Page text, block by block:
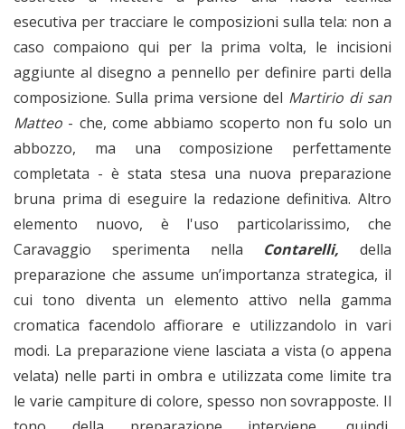
esecutiva per tracciare le composizioni sulla tela: non a
caso compaiono qui per la prima volta, le incisioni
aggiunte al disegno a pennello per definire parti della
composizione. Sulla prima versione del Martirio di san
Matteo - che, come abbiamo scoperto non fu solo un
abbozzo, ma una composizione perfettamente
completata - è stata stesa una nuova preparazione
bruna prima di eseguire la redazione definitiva. Altro
elemento nuovo, è l'uso particolarissimo, che
Caravaggio sperimenta nella Contarelli, della
preparazione che assume un’importanza strategica, il
cui tono diventa un elemento attivo nella gamma
cromatica facendolo affiorare e utilizzandolo in vari
modi. La preparazione viene lasciata a vista (o appena
velata) nelle parti in ombra e utilizzata come limite tra
le varie campiture di colore, spesso non sovrapposte. Il